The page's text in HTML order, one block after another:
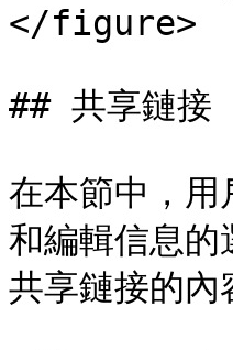
</figure>
## 共享鏈接
在本節中，用
和編輯信息的
共享鏈接的內